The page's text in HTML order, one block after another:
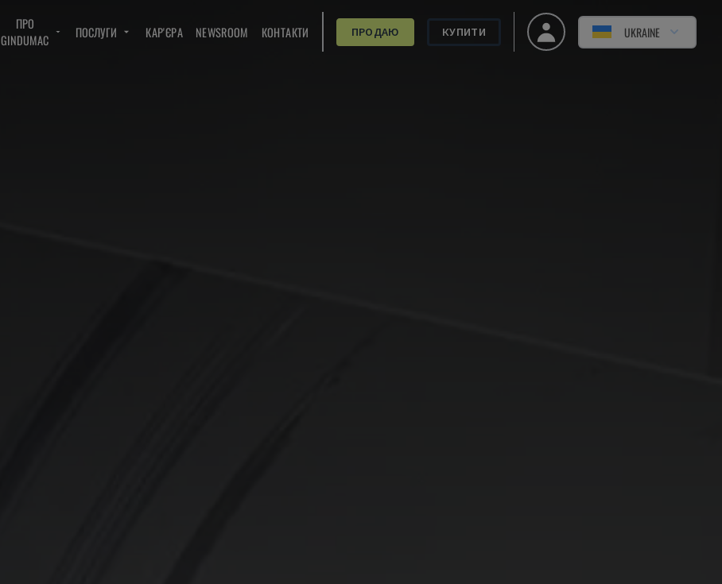
ПРО
GINDUMAC
ПОСЛУГИ КАР'ЄРА NEWSROOM КОНТАКТИ ПРОДАЮ КУПИТИ UKRAINE